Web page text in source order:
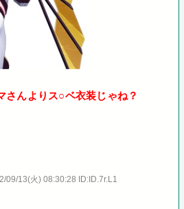
さんよりス○ベ衣装じゃね？
09/13(火) 08:30:28 ID:ID.7r.L1